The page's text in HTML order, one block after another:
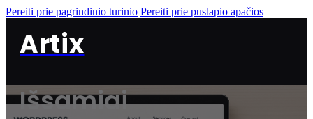
Pereiti prie pagrindinio turinio Pereiti prie puslapio apačios
Artix
Išsamiai